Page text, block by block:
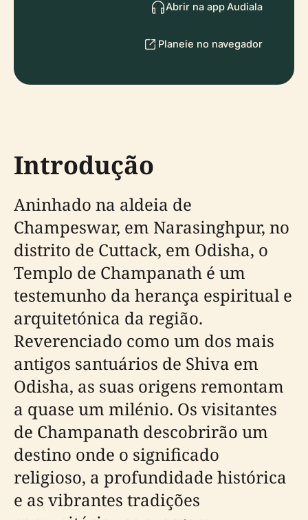
Abrir na app Audiala
Planeie no navegador
Introdução
Aninhado na aldeia de
Champeswar, em Narasinghpur, no
distrito de Cuttack, em Odisha, o
Templo de Champanath é um
testemunho da herança espiritual e
arquitetónica da região.
Reverenciado como um dos mais
antigos santuários de Shiva em
Odisha, as suas origens remontam
a quase um milénio. Os visitantes
de Champanath descobrirão um
destino onde o significado
religioso, a profundidade histórica
e as vibrantes tradições